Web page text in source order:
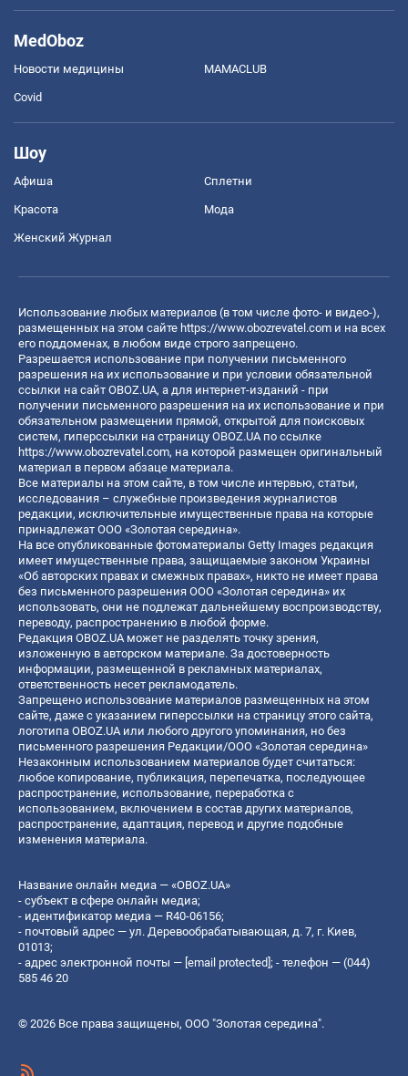
MedOboz
Новости медицины MAMACLUB
Covid
Шоу
Афиша Сплетни
Красота Мода
Женский Журнал
Использование любых материалов (в том числе фото- и видео-),
размещенных на этом сайте https://www.obozrevatel.com и на всех
его поддоменах, в любом виде строго запрещено.
Разрешается использование при получении письменного
разрешения на их использование и при условии обязательной
ссылки на сайт OBOZ.UA, а для интернет-изданий - при
получении письменного разрешения на их использование и при
обязательном размещении прямой, открытой для поисковых
систем, гиперссылки на страницу OBOZ.UA по ссылке
https://www.obozrevatel.com, на которой размещен оригинальный
материал в первом абзаце материала.
Все материалы на этом сайте, в том числе интервью, статьи,
исследования – служебные произведения журналистов
редакции, исключительные имущественные права на которые
принадлежат ООО «Золотая середина».
На все опубликованные фотоматериалы Getty Images редакция
имеет имущественные права, защищаемые законом Украины
«Об авторских правах и смежных правах», никто не имеет права
без письменного разрешения ООО «Золотая середина» их
использовать, они не подлежат дальнейшему воспроизводству,
переводу, распространению в любой форме.
Редакция OBOZ.UA может не разделять точку зрения,
изложенную в авторском материале. За достоверность
информации, размещенной в рекламных материалах,
ответственность несет рекламодатель.
Запрещено использование материалов размещенных на этом
сайте, даже с указанием гиперссылки на страницу этого сайта,
логотипа OBOZ.UA или любого другого упоминания, но без
письменного разрешения Редакции/ООО «Золотая середина»
Незаконным использованием материалов будет считаться:
любое копирование, публикация, перепечатка, последующее
распространение, использование, переработка с
использованием, включением в состав других материалов,
распространение, адаптация, перевод и другие подобные
изменения материала.
Название онлайн медиа — «OBOZ.UA»
- субъект в сфере онлайн медиа;
- идентификатор медиа — R40-06156;
- почтовый адрес — ул. Деревообрабатывающая, д. 7, г. Киев,
01013;
- адрес электронной почты — [email protected]; - телефон — (044)
585 46 20
© 2026 Все права защищены, ООО "Золотая середина".